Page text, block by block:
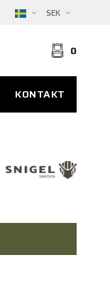
SEK
0
KONTAKT